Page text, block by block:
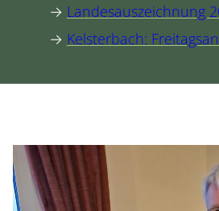
→ Landesauszeichnung
→ Kelsterbach: